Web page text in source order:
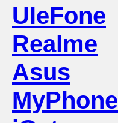
UleFone
Realme
Asus
MyPhone